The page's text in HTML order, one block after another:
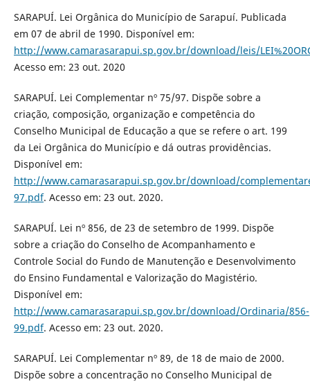
SARAPUÍ. Lei Orgânica do Município de Sarapuí. Publicada
em 07 de abril de 1990. Disponível em:
http://www.camarasarapui.sp.gov.br/download/leis/
Acesso em: 23 out. 2020
SARAPUÍ. Lei Complementar nº 75/97. Dispõe sobre a
criação, composição, organização e competência do
Conselho Municipal de Educação a que se refere o art. 199
da Lei Orgânica do Município e dá outras providências.
Disponível em:
http://www.camarasarapui.sp.gov.br/download/
97.pdf. Acesso em: 23 out. 2020.
SARAPUÍ. Lei nº 856, de 23 de setembro de 1999. Dispõe
sobre a criação do Conselho de Acompanhamento e
Controle Social do Fundo de Manutenção e Desenvolvimento
do Ensino Fundamental e Valorização do Magistério.
Disponível em:
http://www.camarasarapui.sp.gov.br/download/Ordinaria/856-
99.pdf. Acesso em: 23 out. 2020.
SARAPUÍ. Lei Complementar nº 89, de 18 de maio de 2000.
Dispõe sobre a concentração no Conselho Municipal de